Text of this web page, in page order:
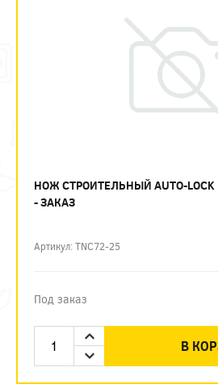
НОЖ СТРОИТЕЛЬНЫЙ AUTO-
- ЗАКАЗ
Артикул: TNC72-25
Под заказ
В